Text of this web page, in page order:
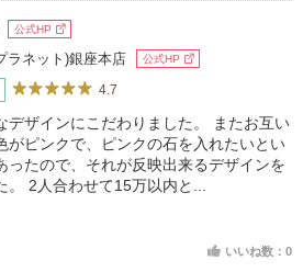
公式HP
ラネット)銀座本店 公式HP
4.7
デザインにこだわりました。 またお互い
がピンクで、ピンクの石を入れたいとい
ったので、それが反映出来るデザインを
。 2人合わせて15万以内と...
いいね数：0